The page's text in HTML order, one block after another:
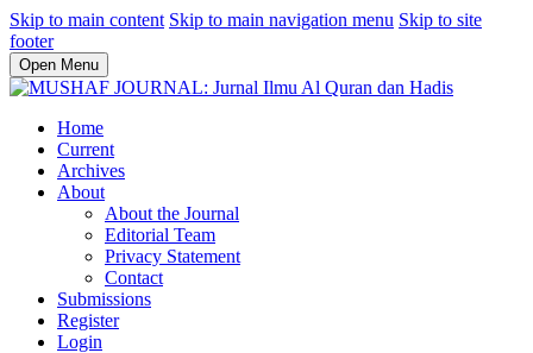
Skip to main content Skip to main navigation menu Skip to site
footer
Open Menu
Home
Current
Archives
About
About the Journal
Editorial Team
Privacy Statement
Contact
Submissions
Register
Login